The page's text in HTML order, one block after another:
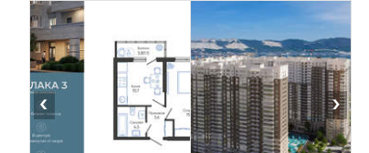
‹ ›